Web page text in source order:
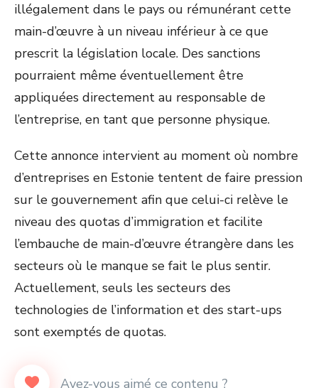
illégalement dans le pays ou rémunérant cette
main-d’œuvre à un niveau inférieur à ce que
prescrit la législation locale. Des sanctions
pourraient même éventuellement être
appliquées directement au responsable de
l’entreprise, en tant que personne physique.
Cette annonce intervient au moment où nombre
d’entreprises en Estonie tentent de faire pression
sur le gouvernement afin que celui-ci relève le
niveau des quotas d’immigration et facilite
l’embauche de main-d’œuvre étrangère dans les
secteurs où le manque se fait le plus sentir.
Actuellement, seuls les secteurs des
technologies de l’information et des start-ups
sont exemptés de quotas.